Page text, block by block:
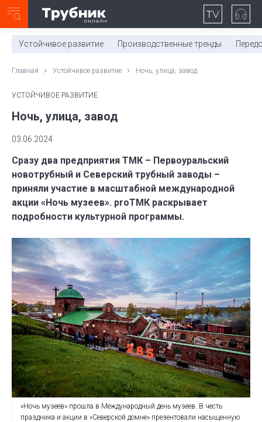
0:00/ 11:03
Устойчивое развитие Производственные тренды
Главная Устойчивое развитие Ночь, улица, завод
УСТОЙЧИВОЕ РАЗВИТИЕ
Ночь, улица, завод
03.06.2024
Сразу два предприятия ТМК – Первоуральский
новотрубный и Северский трубный заводы –
приняли участие в масштабной международной
акции «Ночь музеев». proТМК раскрывает
подробности культурной программы.
«Ночь музеев» прошла в Международный день музеев. В честь
праздника и акции в «Северской домне» презентовали насыщенную